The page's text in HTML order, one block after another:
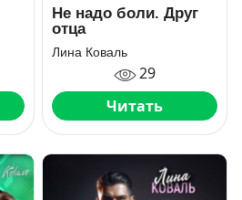
Не надо боли. Друг
отца
Лина Коваль
29
Читать